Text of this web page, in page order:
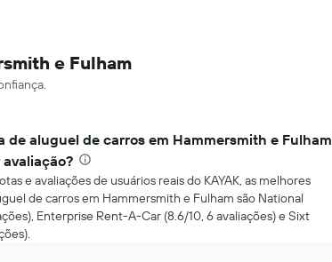
e Fulham
de aluguel de carros em Hammersmith e Fulham
e avaliações de usuários reais do KAYAK, as melhores
de carros em Hammersmith e Fulham são National
Enterprise Rent-A-Car (8.6/10, 6 avaliações) e Sixt